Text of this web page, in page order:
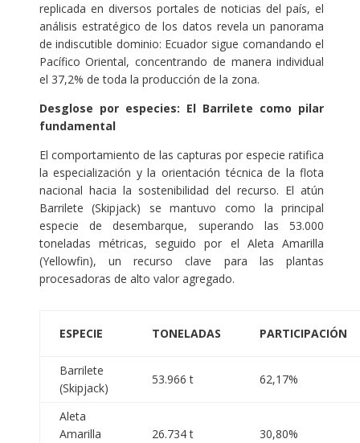
replicada en diversos portales de noticias del país, el
análisis estratégico de los datos revela un panorama
de indiscutible dominio: Ecuador sigue comandando el
Pacífico Oriental, concentrando de manera individual
el 37,2% de toda la producción de la zona.
Desglose por especies: El Barrilete como pilar
fundamental
El comportamiento de las capturas por especie ratifica
la especialización y la orientación técnica de la flota
nacional hacia la sostenibilidad del recurso. El atún
Barrilete (Skipjack) se mantuvo como la principal
especie de desembarque, superando las 53.000
toneladas métricas, seguido por el Aleta Amarilla
(Yellowfin), un recurso clave para las plantas
procesadoras de alto valor agregado.
ESPECIE TONELADAS PARTICIPACIÓN
Barrilete
(Skipjack)
53.966 t 62,17%
Aleta
Amarilla
26.734 t 30,80%